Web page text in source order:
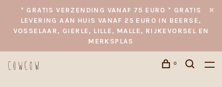
* GRATIS VERZENDING VANAF 75 EURO * GRATIS
LEVERING AAN HUIS VANAF 25 EURO IN BEERSE,
VOSSELAAR, GIERLE, LILLE, MALLE, RIJKEVORSEL EN
MERKSPLAS
0